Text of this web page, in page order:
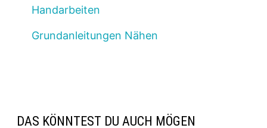
Handarbeiten
Grundanleitungen Nähen
DAS KÖNNTEST DU AUCH MÖGEN